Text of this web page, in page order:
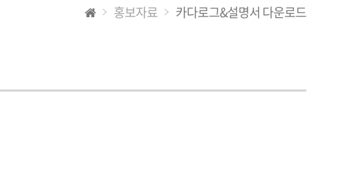
홍보자료 카다로그&설명서 다운로드